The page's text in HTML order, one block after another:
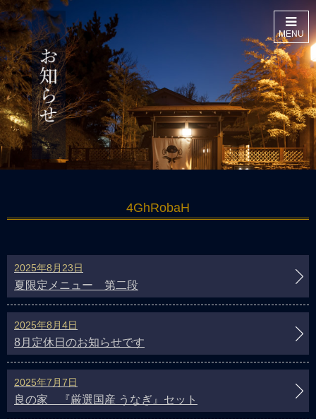
MENU
4GhRobaH
2025年8月23日
夏限定メニュー 第二段
2025年8月4日
8月定休日のお知らせです
2025年7月7日
良の家 『厳選国産 うなぎ』セット